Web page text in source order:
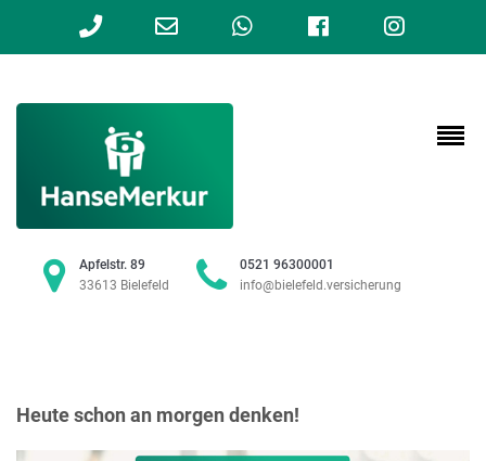
Apfelstr. 89
33613 Bielefeld
0521 96300001
info@bielefeld.versicherung
Heute schon an morgen denken!
Phone
calling
Email
WhatsAppFacebook